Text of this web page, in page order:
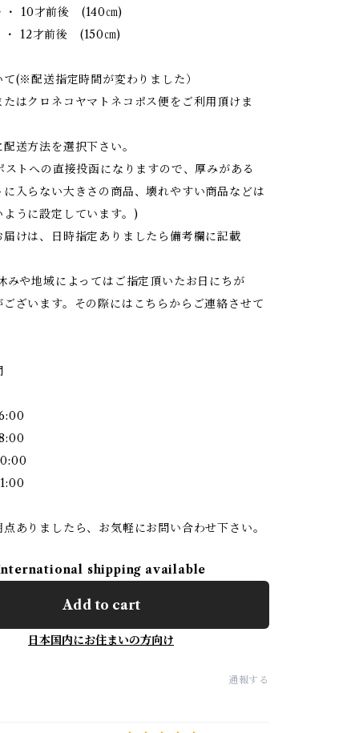
10才前後 (140㎝)
12才前後 (150㎝)
(※配送指定時間が変わりました）
はクロネコヤマトネコポス便をご利用頂けま
送方法を選択下さい。
トへの直接投函になりますので、厚みがある
入らない大きさの商品、壊れやすい商品などは
うに設定しています。)
けは、日時指定ありましたら備考欄に記載
や地域によってはご指定頂いたお日にちが
ざいます。その際にはこちらからご連絡させて
ありましたら、お気軽にお問い合わせ下さい。
shipping available
Add to cart
日本国内にお住まいの方向け
通報する